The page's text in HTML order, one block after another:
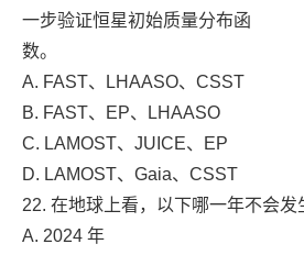
一步验证恒星初始质量分布函
数。
A. FAST、LHAASO、CSST
B. FAST、EP、LHAASO
C. LAMOST、JUICE、EP
D. LAMOST、Gaia、CSST
22. 在地球上看，以下哪一年不会
A. 2024 年